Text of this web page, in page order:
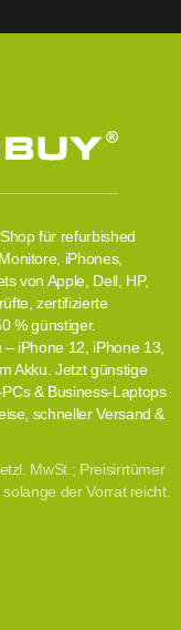
für refurbished
iPhones,
von Apple, Dell, HP,
zertifizierte
% günstiger.
iPhone 12, iPhone 13,
Akku. Jetzt günstige
& Business-Laptops
schneller Versand &
MwSt.; Preisirrtümer
der Vorrat reicht.